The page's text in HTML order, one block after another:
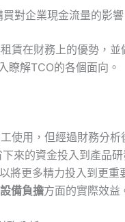
對企業現金流量的影
賃在財務上的優勢，
瞭解TCO的各個面向。
使用，但經過財務分
下來的資金投入到產品
將更多精力投入到更重
備負擔方面的實際效益